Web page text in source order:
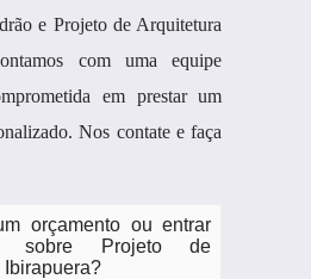
e Projeto de Arquitetura
com uma equipe
em prestar um
Nos contate e faça
orçamento ou entrar
sobre Projeto de